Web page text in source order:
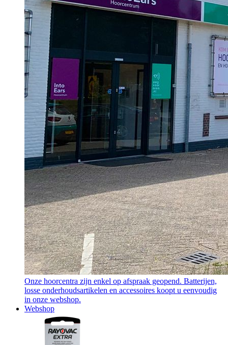
Onze hoorcentra zijn enkel op afspraak geopend. Batterijen,
losse onderhoudsartikelen en accessoires koopt u eenvoudig
in onze webshop.
Webshop